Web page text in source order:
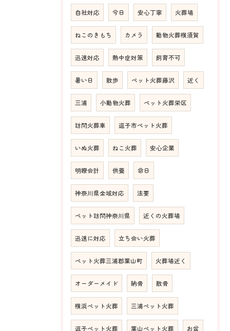
自社対応 今日 安心丁寧 火葬場
ねこのきもち カメラ 動物火葬横須賀
迅速対応 熱中症対策 飼育不可
暑い日 散歩 ペット火葬藤沢 近く
三浦 小動物火葬 ペット火葬栄区
訪問火葬車 逗子市ペット火葬
いぬ火葬 ねこ火葬 安心企業
明瞭会計 供養 命日
神奈川県全域対応 法要
ペット訪問神奈川県 近くの火葬場
迅速に対応 立ち会い火葬
ペット火葬三浦郡葉山町 火葬場近く
オーダーメイド 納骨 散骨
横浜ペット火葬 三浦ペット火葬
逗子ペット火葬 葉山ペット火葬 お盆